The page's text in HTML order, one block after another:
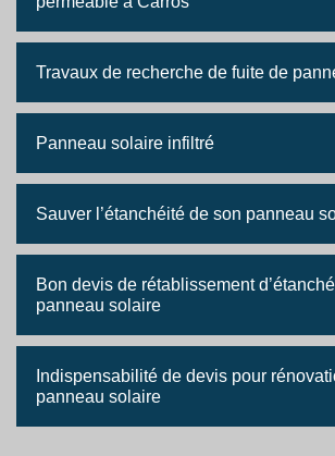
Travaux de recherche de fuite de
Panneau solaire infiltré
Sauver l’étanchéité de son panneau
Bon devis de rétablissement
panneau solaire
Indispensabilité de devis pour
panneau solaire